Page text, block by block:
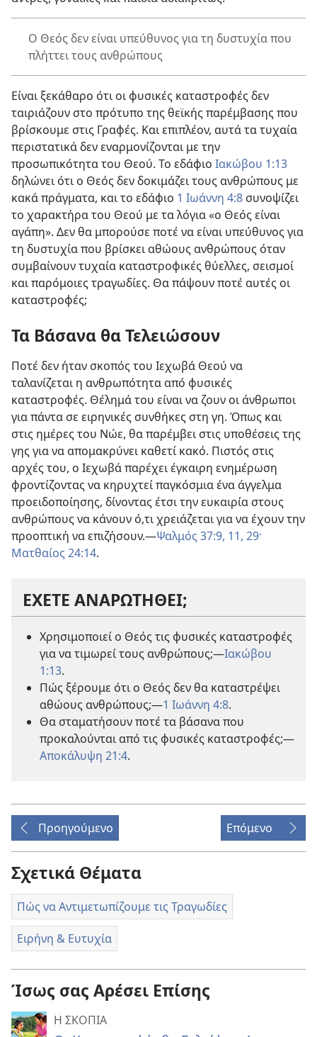
Ο Θεός δεν είναι υπεύθυνος για τη δυστυχία που
πλήττει τους ανθρώπους
Είναι ξεκάθαρο ότι οι φυσικές καταστροφές δεν
ταιριάζουν στο πρότυπο της θεϊκής παρέμβασης που
βρίσκουμε στις Γραφές. Και επιπλέον, αυτά τα τυχαία
περιστατικά δεν εναρμονίζονται με την
προσωπικότητα του Θεού. Το εδάφιο Ιακώβου 1:13
δηλώνει ότι ο Θεός δεν δοκιμάζει τους ανθρώπους με
κακά πράγματα, και το εδάφιο 1 Ιωάννη 4:8 συνοψίζει
το χαρακτήρα του Θεού με τα λόγια «ο Θεός είναι
αγάπη». Δεν θα μπορούσε ποτέ να είναι υπεύθυνος για
τη δυστυχία που βρίσκει αθώους ανθρώπους όταν
συμβαίνουν τυχαία καταστροφικές θύελλες, σεισμοί
και παρόμοιες τραγωδίες. Θα πάψουν ποτέ αυτές οι
καταστροφές;
Τα Βάσανα θα Τελειώσουν
Ποτέ δεν ήταν σκοπός του Ιεχωβά Θεού να
ταλανίζεται η ανθρωπότητα από φυσικές
καταστροφές. Θέλημά του είναι να ζουν οι άνθρωποι
για πάντα σε ειρηνικές συνθήκες στη γη. Όπως και
στις ημέρες του Νώε, θα παρέμβει στις υποθέσεις της
γης για να απομακρύνει καθετί κακό. Πιστός στις
αρχές του, ο Ιεχωβά παρέχει έγκαιρη ενημέρωση
φροντίζοντας να κηρυχτεί παγκόσμια ένα άγγελμα
προειδοποίησης, δίνοντας έτσι την ευκαιρία στους
ανθρώπους να κάνουν ό,τι χρειάζεται για να έχουν την
προοπτική να επιζήσουν.​—Ψαλμός 37:9, 11, 29·
Ματθαίος 24:14.
ΕΧΕΤΕ ΑΝΑΡΩΤΗΘΕΙ;
Χρησιμοποιεί ο Θεός τις φυσικές καταστροφές
για να τιμωρεί τους ανθρώπους;​—Ιακώβου
1:13.
Πώς ξέρουμε ότι ο Θεός δεν θα καταστρέψει
αθώους ανθρώπους;​—1 Ιωάννη 4:8.
Θα σταματήσουν ποτέ τα βάσανα που
προκαλούνται από τις φυσικές καταστροφές;​—
Αποκάλυψη 21:4.
Προηγούμενο Επόμενο
Σχετικά Θέματα
Πώς να Αντιμετωπίζουμε τις Τραγωδίες
Ειρήνη & Ευτυχία
Ίσως σας Αρέσει Επίσης
Η ΣΚΟΠΙΑ